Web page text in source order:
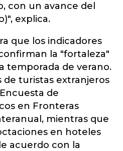
con un avance del
explica.
que los indicadores
la "fortaleza"
temporada de verano.
de turistas extranjeros
de
en Fronteras
mientras que
en hoteles
acuerdo con la